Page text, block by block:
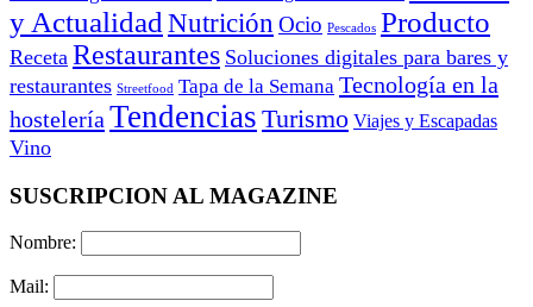
y Actualidad Nutrición Ocio Pescados Producto
Receta Restaurantes Soluciones digitales para bares y
restaurantes Streetfood Tapa de la Semana Tecnología en la
hostelería Tendencias Turismo Viajes y Escapadas
Vino
SUSCRIPCION AL MAGAZINE
Nombre:
Mail: